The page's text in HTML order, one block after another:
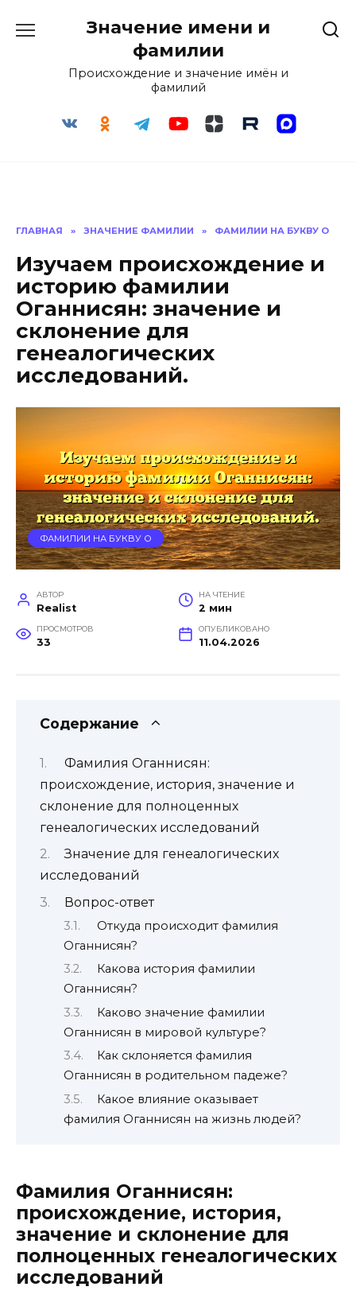
Значение имени и
фамилии
Происхождение и значение имён и
фамилий
ГЛАВНАЯ » ЗНАЧЕНИЕ ФАМИЛИИ » ФАМИЛИИ НА БУКВУ О
Изучаем происхождение и
историю фамилии
Оганнисян: значение и
склонение для
генеалогических
исследований.
ФАМИЛИИ НА БУКВУ О
АВТОР
Realist
НА ЧТЕНИЕ
2 мин
ПРОСМОТРОВ
33
ОПУБЛИКОВАНО
11.04.2026
Содержание
Фамилия Оганнисян:
происхождение, история, значение и
склонение для полноценных
генеалогических исследований
Значение для генеалогических
исследований
Вопрос-ответ
Откуда происходит фамилия
Оганнисян?
Какова история фамилии
Оганнисян?
Каково значение фамилии
Оганнисян в мировой культуре?
Как склоняется фамилия
Оганнисян в родительном падеже?
Какое влияние оказывает
фамилия Оганнисян на жизнь людей?
Фамилия Оганнисян:
происхождение, история,
значение и склонение для
полноценных генеалогических
исследований